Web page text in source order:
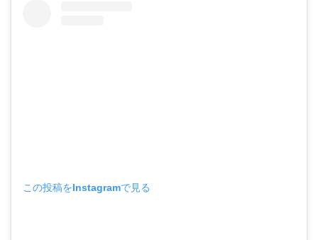
この投稿をInstagramで見る